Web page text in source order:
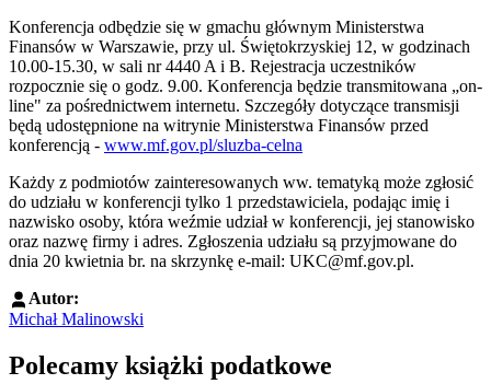
Konferencja odbędzie się w gmachu głównym Ministerstwa
Finansów w Warszawie, przy ul. Świętokrzyskiej 12, w godzinach
10.00-15.30, w sali nr 4440 A i B. Rejestracja uczestników
rozpocznie się o godz. 9.00. Konferencja będzie transmitowana „on-
line" za pośrednictwem internetu. Szczegóły dotyczące transmisji
będą udostępnione na witrynie Ministerstwa Finansów przed
konferencją - www.mf.gov.pl/sluzba-celna
Każdy z podmiotów zainteresowanych ww. tematyką może zgłosić
do udziału w konferencji tylko 1 przedstawiciela, podając imię i
nazwisko osoby, która weźmie udział w konferencji, jej stanowisko
oraz nazwę firmy i adres. Zgłoszenia udziału są przyjmowane do
dnia 20 kwietnia br. na skrzynkę e-mail: UKC@mf.gov.pl.
Autor:
Michał Malinowski
Polecamy książki podatkowe